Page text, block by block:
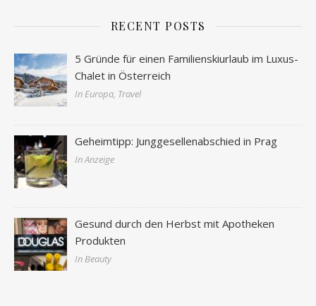
RECENT POSTS
5 Gründe für einen Familienskiurlaub im Luxus-
Chalet in Österreich
In Europa, Travel
Geheimtipp: Junggesellenabschied in Prag
In Anzeige
Gesund durch den Herbst mit Apotheken
Produkten
In Beauty